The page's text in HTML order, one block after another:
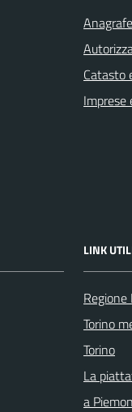
Catasto
Imprese
LINK
Torino
Torino
La
a